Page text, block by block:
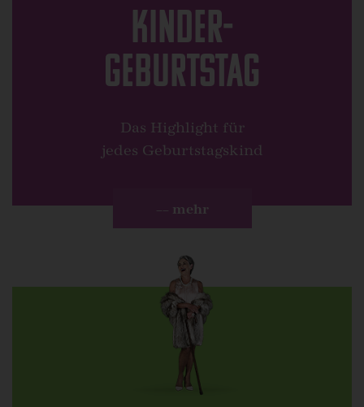
Kinder-
Geburtstag
Das Highlight für
jedes Geburtstagskind
–– mehr